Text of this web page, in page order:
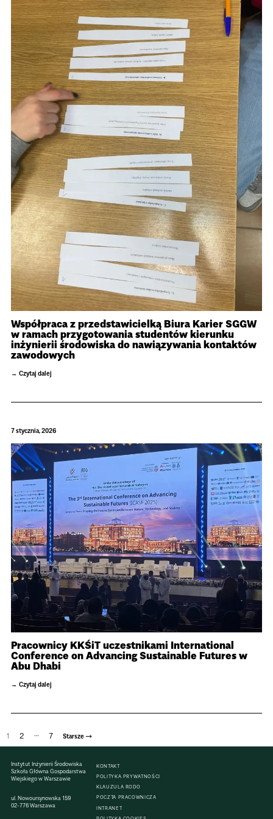
Współpraca z przedstawicielką Biura Karier SGGW
w ramach przygotowania studentów kierunku
inżynierii środowiska do nawiązywania kontaktów
zawodowych
Czytaj dalej
7 stycznia, 2026
Pracownicy KKŚiT uczestnikami International
Conference on Advancing Sustainable Futures w
Abu Dhabi
Czytaj dalej
Stronicowanie
wpisów
1 2 … 7 Starsze→
Instytut Inżynierii Środowiska
Szkoła Główna Gospodarstwa
Wiejskiego w Warszawie
ul. Nowoursynowska 159
02-776 Warszawa
KONTAKT
POLITYKA PRYWATNOŚCI
KLAUZULA RODO
POCZTA PRACOWNICZA
INTRANET